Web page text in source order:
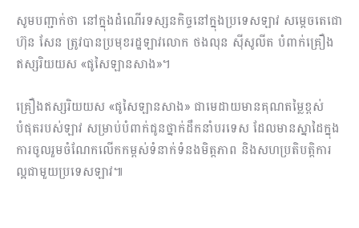
សូមបញ្ជាក់ថា នៅក្នុងដំណើរទស្សនកិច្ចនៅក្នុងប្រទេសឡាវ សម្តេចតេជោ
ហ៊ុន សែន ត្រូវបានប្រមុខរដ្ឋឡាវ​លោក ថងលុន ស៊ីសូលីត បំពាក់គ្រឿង
ឥស្សរិយយស «ផូសៃឡានសាង»។
គ្រឿងឥស្សរិយយស «ផូសៃឡានសាង» ជាមេដាយមានគុណ​តម្លៃខ្ពស់​
បំផុត​​របស់ឡាវ សម្រាប់បំពាក់ជូនថ្នាក់ដឹកនាំបរទេស ដែលមានស្នាដៃក្នុង
ការ​ចូលរួមចំណែក​លើកកម្ពស់ទំនាក់ទំនងមិត្តភាព និងសហប្រតិបត្តិការ
ល្អជាមួយប្រទេសឡាវ៕